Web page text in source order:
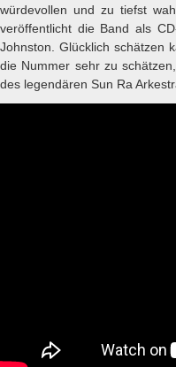
würdevollen und zu tiefst
veröffentlicht die Band als
Johnston. Glücklich schätzen
die Nummer sehr zu
des legendären Sun Ra